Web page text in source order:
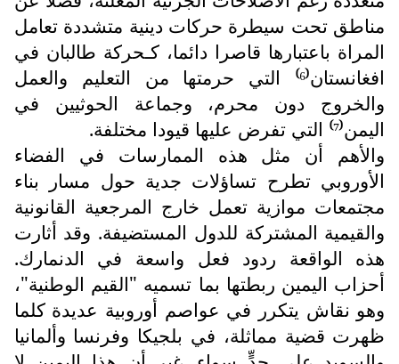
مناطق تحت سيطرة حركات دينية متشددة تعامل
المراة باعتبارها قاصرا دائما، كـحركة طالبان في
افغانستان⁽⁶⁾
التي حرمتها من التعليم والعمل
والخروج دون محرم، وجماعة الحوثيين في
اليمن⁽⁷⁾
التي تفرض عليها قيودا مختلفة.
والأهم أن مثل هذه الممارسات في الفضاء
الأوروبي تطرح تساؤلات جدية حول مسار بناء
مجتمعات موازية تعمل خارج المرجعية القانونية
والقيمية المشتركة للدول المستضيفة. وقد أثارت
هذه الواقعة ردود فعل واسعة في الدنمارك.
أحزاب اليمين ربطتها بما تسميه "القيم الوطنية"،
وهو نقاش يتكرر في عواصم أوروبية عديدة كلما
ظهرت قضية مماثلة، في بلجيكا وفرنسا وألمانيا